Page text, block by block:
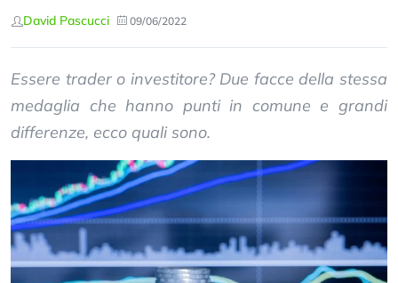
David Pascucci 09/06/2022
Essere trader o investitore? Due facce della stessa
medaglia che hanno punti in comune e grandi
differenze, ecco quali sono.